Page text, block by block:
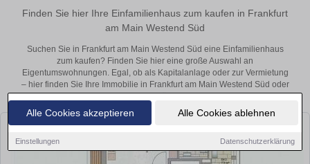
Alle Cookies akzeptieren Alle Cookies ablehnen
Einstellungen Datenschutzerklärung
Finden Sie hier Ihre Einfamilienhaus zum kaufen in Frankfurt
am Main Westend Süd
Suchen Sie in Frankfurt am Main Westend Süd eine Einfamilienhaus
zum kaufen? Finden Sie hier eine große Auswahl an
Eigentumswohnungen. Egal, ob als Kapitalanlage oder zur Vermietung
– hier finden Sie Ihre Immobilie in Frankfurt am Main Westend Süd oder
in der Nähe.